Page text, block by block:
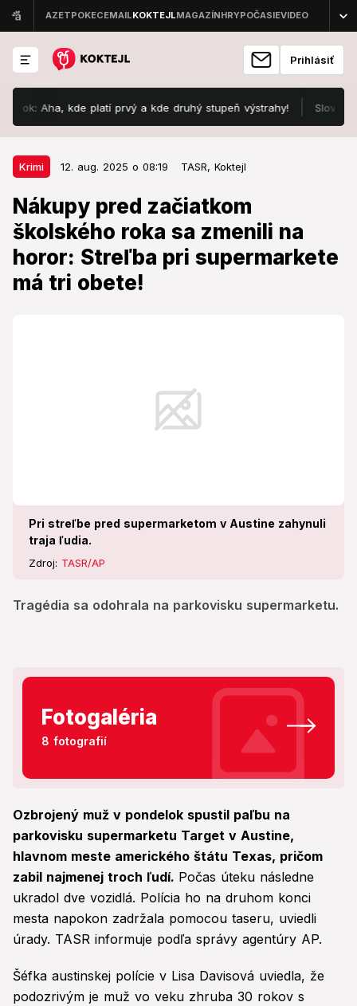
Prihlásiť
Aha, kde platí prvý a kde druhý stupeň výstrahy! Slovo
Krimi 12. aug. 2025 o 08:19 TASR, Koktejl
Nákupy pred začiatkom
školského roka sa zmenili na
horor: Streľba pri supermarkete
má tri obete!
Pri streľbe pred supermarketom v Austine zahynuli
traja ľudia.
Zdroj: TASR/AP
Tragédia sa odohrala na parkovisku supermarketu.
Krimi 12. aug. 2025 o 08:19
Nákupy pred začiatkom školského
roka sa zmenili na horor: Streľba
pri supermarkete má tri obete!
Tragédia sa odohrala na parkovisku supermarketu.
Fotogaléria
8 fotografií
Ozbrojený muž v pondelok spustil paľbu na
parkovisku supermarketu Target v Austine,
hlavnom meste amerického štátu Texas, pričom
zabil najmenej troch ľudí. Počas úteku následne
ukradol dve vozidlá. Polícia ho na druhom konci
mesta napokon zadržala pomocou taseru, uviedli
úrady. TASR informuje podľa správy agentúry AP.
Šéfka austinskej polície v Lisa Davisová uviedla, že
podozrivým je muž vo veku zhruba 30 rokov s